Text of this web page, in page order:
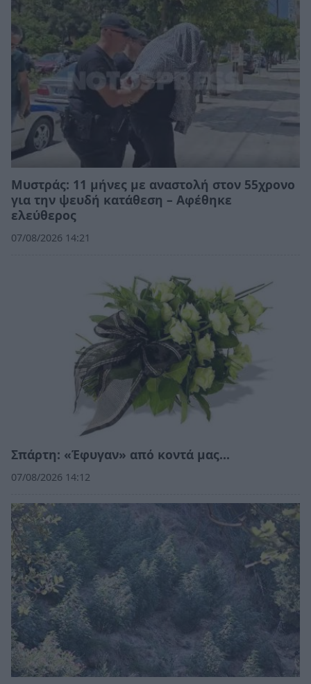
Μυστράς: 11 μήνες με αναστολή στον 55χρονο
για την ψευδή κατάθεση – Αφέθηκε
ελεύθερος
07/08/2026 14:21
Σπάρτη: «Έφυγαν» από κοντά μας…
07/08/2026 14:12